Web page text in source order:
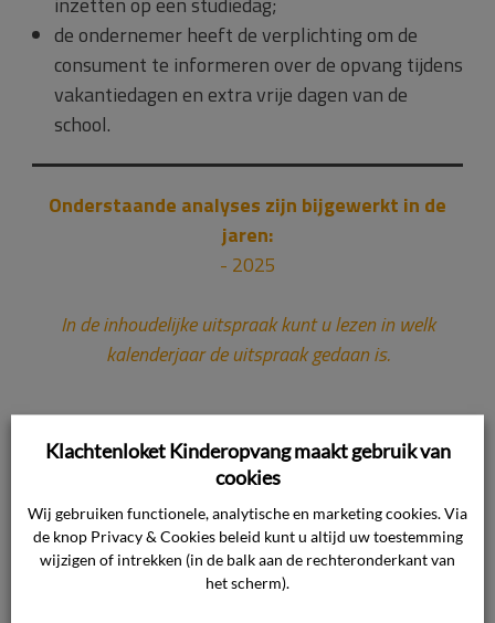
de ondernemer heeft de verplichting om de
consument te informeren over de opvang tijdens
vakantiedagen en extra vrije dagen van de
school.
Onderstaande analyses zijn bijgewerkt in de
jaren:
- 2025
In de inhoudelijke uitspraak kunt u lezen in welk
kalenderjaar de uitspraak gedaan is.
Relevante uitspraken
Uitspraak 117670 (van 4 juli 2018)
was in de overeenkomst en de
Klachtenloket Kinderopvang maakt gebruik van
cookies
Wij gebruiken functionele, analytische en marketing cookies. Via
de knop Privacy & Cookies beleid kunt u altijd uw toestemming
wijzigen of intrekken (in de balk aan de rechteronderkant van
het scherm).